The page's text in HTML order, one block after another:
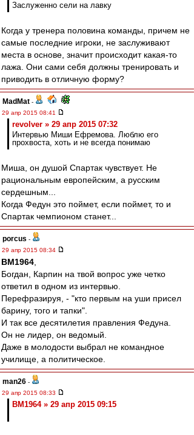
Заслуженно сели на лавку
Когда у тренера половина команды, причем не
самые последние игроки, не заслуживают
места в основе, значит происходит какая-то
лажа. Они сами себя должны тренировать и
приводить в отличную форму?
MadMat -
29 апр 2015 08:41
revolver » 29 апр 2015 07:32
Интервью Миши Ефремова. Люблю его
прохвоста, хоть и не всегда понимаю
Миша, он душой Спартак чувствует. Не
рациональным европейским, а русским
сердешным...
Когда Федун это поймет, если поймет, то и
Спартак чемпионом станет...
porcus -
29 апр 2015 08:34
BM1964
Богдан, Карпин на твой вопрос уже четко
ответил в одном из интервью.
Перефразируя, - "кто первым на уши присел
барину, того и тапки".
И так все десятилетия правления Федуна.
Он не лидер, он ведомый.
Даже в молодости выбрал не командное
училище, а политическое.
man26 -
29 апр 2015 08:33
BM1964 » 29 апр 2015 09:15